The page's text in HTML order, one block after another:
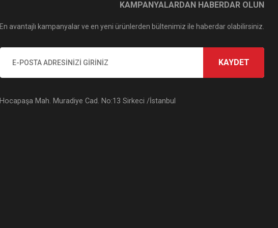
KAMPANYALARDAN HABERDAR OLUN
En avantajlı kampanyalar ve en yeni ürünlerden bültenimiz ile haberdar olabilirsiniz.
KAYDET
Hocapaşa Mah. Muradiye Cad. No:13 Sirkeci /İstanbul